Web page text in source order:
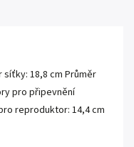
síťky: 18,8 cm Průměr
pro připevnění
reproduktor: 14,4 cm